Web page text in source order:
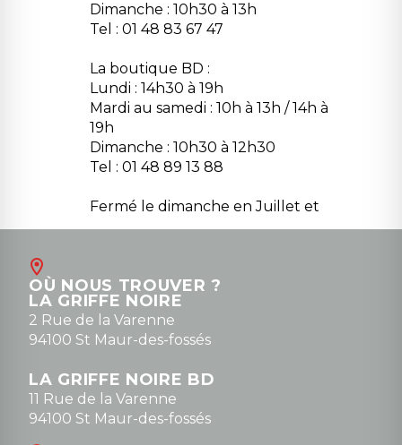
Dimanche : 10h30 à 13h
Tel : 01 48 83 67 47
La boutique BD :
Lundi : 14h30 à 19h
Mardi au samedi : 10h à 13h / 14h à
19h
Dimanche : 10h30 à 12h30
Tel : 01 48 89 13 88
Fermé le dimanche en Juillet et
Août
contact@la-griffe-noire.com
0148836747
OÙ NOUS TROUVER ?
LA GRIFFE NOIRE
2 Rue de la Varenne
94100 St Maur-des-fossés
LA GRIFFE NOIRE BD
11 Rue de la Varenne
94100 St Maur-des-fossés